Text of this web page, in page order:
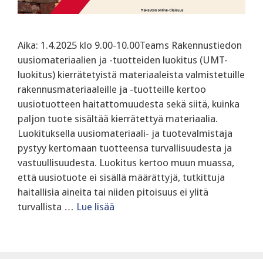
Aika: 1.4.2025 klo 9.00-10.00Teams Rakennustiedon
uusiomateriaalien ja -tuotteiden luokitus (UMT-
luokitus) kierrätetyistä materiaaleista valmistetuille
rakennusmateriaaleille ja -tuotteille kertoo
uusiotuotteen haitattomuudesta sekä siitä, kuinka
paljon tuote sisältää kierrätettyä materiaalia.
Luokituksella uusiomateriaali- ja tuotevalmistaja
pystyy kertomaan tuotteensa turvallisuudesta ja
vastuullisuudesta. Luokitus kertoo muun muassa,
että uusiotuote ei sisällä määrättyjä, tutkittuja
haitallisia aineita tai niiden pitoisuus ei ylitä
turvallista … Lue lisää